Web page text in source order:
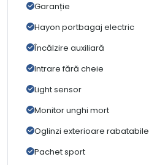
Garanție
Hayon portbagaj electric
Încălzire auxiliară
Intrare fără cheie
Light sensor
Monitor unghi mort
Oglinzi exterioare rabatabile
Pachet sport